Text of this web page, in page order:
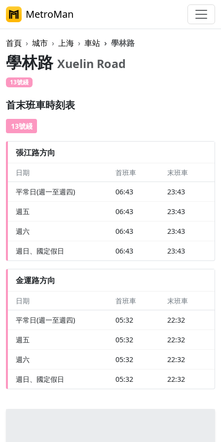
MetroMan
首頁 城市 上海 車站 學林路
學林路 Xuelin Road
13號綫
首末班車時刻表
13號綫
張江路方向
日期 首班車 末班車
平常日(週一至週四) 06:43 23:43
週五 06:43 23:43
週六 06:43 23:43
週日、國定假日 06:43 23:43
金運路方向
日期 首班車 末班車
平常日(週一至週四) 05:32 22:32
週五 05:32 22:32
週六 05:32 22:32
週日、國定假日 05:32 22:32